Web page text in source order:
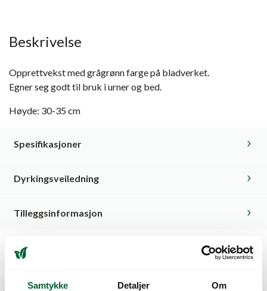
Samtykke Detaljer Om
Beskrivelse
Opprettvekst med grågrønn farge på bladverket.
Egner seg godt til bruk i urner og bed.
Høyde: 30-35 cm
Spesifikasjoner
Dyrkingsveiledning
Tilleggsinformasjon